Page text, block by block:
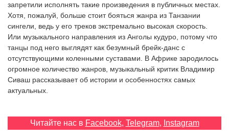
запретили исполнять такие произведения в публичных местах.
Хотя, пожалуй, больше стоит бояться жанра из Танзании
сингели, ведь у его треков экстремально высокая скорость.
Или музыкального направления из Анголы кудуро, потому что
танцы под него выглядят как безумный брейк-данс с
отсутствующими коленными суставами. В Африке зародилось
огромное количество жанров, музыкальный критик Владимир
Сиваш рассказывает об истории и особенностях самых
актуальных.
Читайте нас в Facebook, Telegram, Instagram